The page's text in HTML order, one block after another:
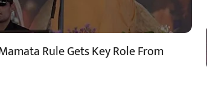
Rule Gets Key Role From